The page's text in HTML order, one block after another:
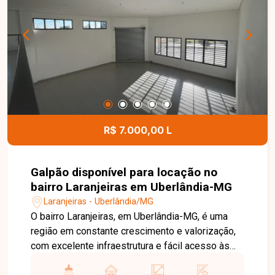
dispõe de portaria 24 horas, playground, quadra
esportiva e quiosque com churrasqueira,
proporcionando mais segurança, lazer e
comodidade para toda a família. Uma excelente
oportunidade para quem busca um apartamento
bem localizado, com condomínio completo e
ótimo custo-benefício. Entre em contato e
agende sua visita!
R$ 7.000,00 L
Galpão disponível para locação no
bairro Laranjeiras em Uberlândia-MG
Laranjeiras - Uberlândia/MG
O bairro Laranjeiras, em Uberlândia-MG, é uma
região em constante crescimento e valorização,
com excelente infraestrutura e fácil acesso às